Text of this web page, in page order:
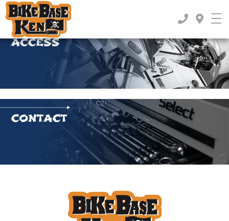
TOP > 2018年